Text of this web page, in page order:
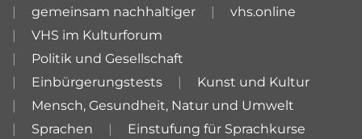
gemeinsam nachhaltiger
vhs.online
VHS im Kulturforum
Politik und Gesellschaft
Einbürgerungstests
Kunst und Kultur
Mensch, Gesundheit, Natur und Umwelt
Sprachen
Einstufung für Sprachkurse